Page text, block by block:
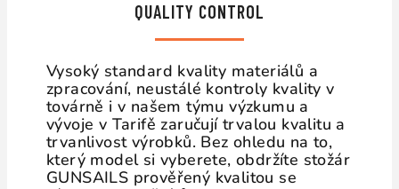
QUALITY CONTROL
Vysoký standard kvality materiálů a
zpracování, neustálé kontroly kvality v
továrně i v našem týmu výzkumu a
vývoje v Tarifě zaručují trvalou kvalitu a
trvanlivost výrobků. Bez ohledu na to,
který model si vyberete, obdržíte stožár
GUNSAILS prověřený kvalitou se